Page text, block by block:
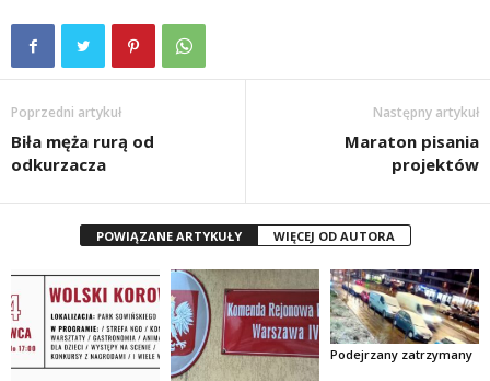
Poprzedni artykuł
Biła męża rurą od
odkurzacza
Następny artykuł
Maraton pisania
projektów
POWIĄZANE ARTYKUŁY WIĘCEJ OD AUTORA
Podejrzany zatrzymany